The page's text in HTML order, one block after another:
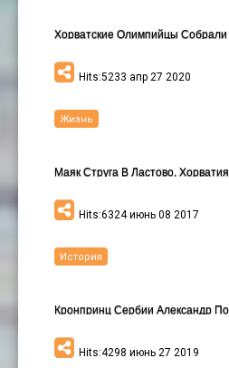
Hits:5233 апр 27 2020
Маяк Струга В Ластово, Хорватия
Hits:6324 июнь 08 2017
Жизнь
Hits:4298 июнь 27 2019
История